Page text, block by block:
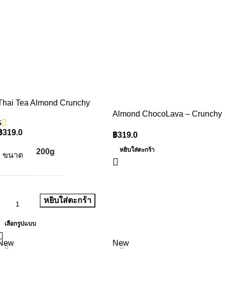
Tea Almond Crunchy
319.0
ขนาด 200g
หยิบใส่ตะกร้า
เลือกรูปแบบ
Almond ChocoLava – Crunchy
฿319.0
หยิบใส่ตะกร้า
New